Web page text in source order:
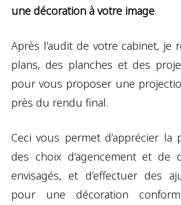
une décoration à votre image.
Après l’audit de votre cabinet, je
plans, des planches et des
pour vous proposer une
près du rendu final.
Ceci vous permet d’apprécier la
des choix d’agencement et de
envisagés, et d’effectuer des
pour une décoration